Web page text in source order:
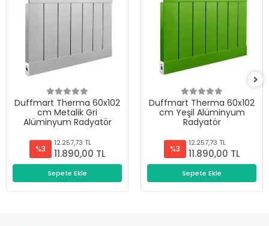
Duffmart Therma 60x102
cm Metalik Gri
Alüminyum Radyatör
%3
12.257,73 TL
11.890,00 TL
Sepete Ekle
Duffmart Therma 60x102
cm Yeşil Alüminyum
Radyatör
%3
12.257,73 TL
11.890,00 TL
Sepete Ekle